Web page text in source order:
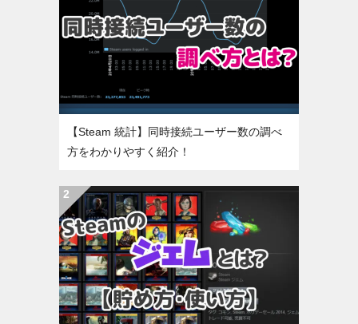
【Steam 統計】同時接続ユーザー数の調べ
方をわかりやすく紹介！